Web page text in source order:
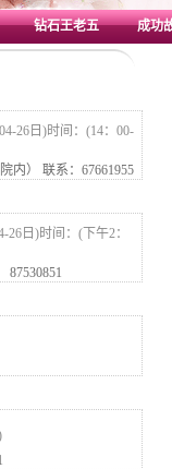
钻石王老五 成功
26日)时间：(14：00-
内） 联系：67661955
26日)时间：(下午2：